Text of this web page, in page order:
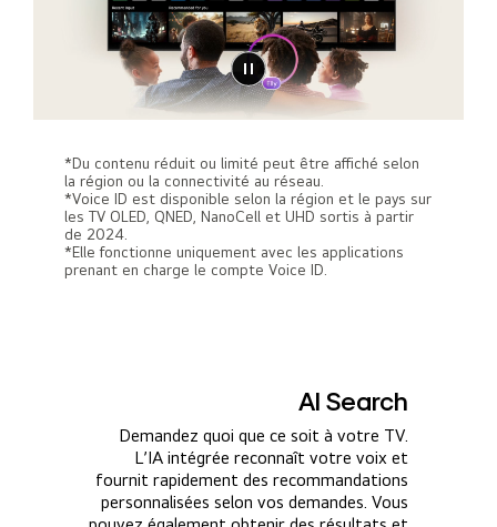
*Du contenu réduit ou limité peut être affiché selon
la région ou la connectivité au réseau.
*Voice ID est disponible selon la région et le pays sur
les TV OLED, QNED, NanoCell et UHD sortis à partir
de 2024.
*Elle fonctionne uniquement avec les applications
prenant en charge le compte Voice ID.
AI Search
Demandez quoi que ce soit à votre TV.
L’IA intégrée reconnaît votre voix et
fournit rapidement des recommandations
personnalisées selon vos demandes. Vous